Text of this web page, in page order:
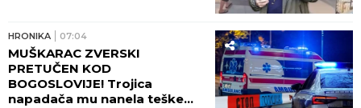
tinejdžer!
HRONIKA 07:04
MUŠKARAC ZVERSKI
PRETUČEN KOD
BOGOSLOVIJE! Trojica
napadača mu nanela teške